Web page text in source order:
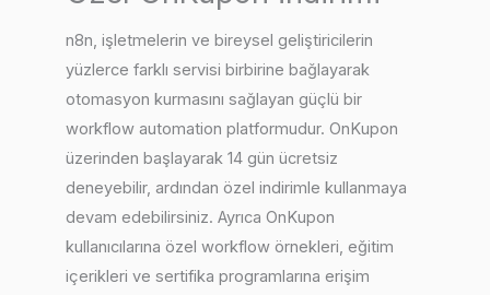
n8n, işletmelerin ve bireysel geliştiricilerin
yüzlerce farklı servisi birbirine bağlayarak
otomasyon kurmasını sağlayan güçlü bir
workflow automation platformudur. OnKupon
üzerinden başlayarak 14 gün ücretsiz
deneyebilir, ardından özel indirimle kullanmaya
devam edebilirsiniz. Ayrıca OnKupon
kullanıcılarına özel workflow örnekleri, eğitim
içerikleri ve sertifika programlarına erişim